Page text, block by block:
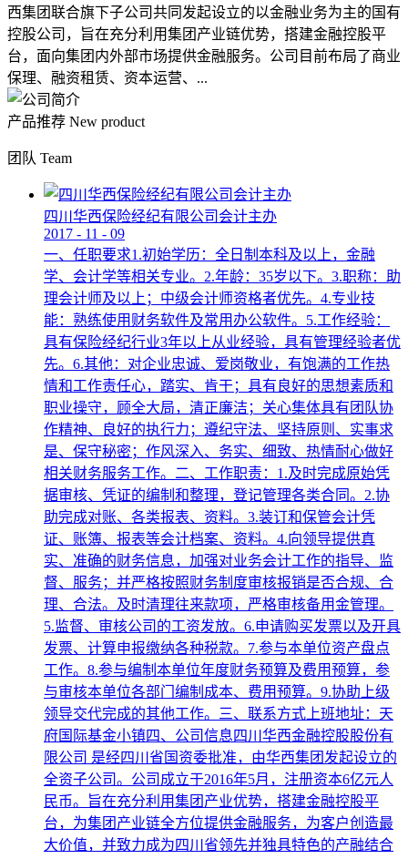
西集团联合旗下子公司共同发起设立的以金融业务为主的国有
控股公司，旨在充分利用集团产业链优势，搭建金融控股平
台，面向集团内外部市场提供金融服务。公司目前布局了商业
保理、融资租赁、资本运营、...
产品推荐 New product
团队 Team
四川华西保险经纪有限公司会计主办
2017 - 11 - 09
一、任职要求1.初始学历：全日制本科及以上，金融
学、会计学等相关专业。2.年龄：35岁以下。3.职称：助
理会计师及以上；中级会计师资格者优先。4.专业技
能：熟练使用财务软件及常用办公软件。5.工作经验：
具有保险经纪行业3年以上从业经验，具有管理经验者优
先。6.其他：对企业忠诚、爱岗敬业，有饱满的工作热
情和工作责任心，踏实、肯干；具有良好的思想素质和
职业操守，顾全大局，清正廉洁；关心集体具有团队协
作精神、良好的执行力；遵纪守法、坚持原则、实事求
是、保守秘密；作风深入、务实、细致、热情耐心做好
相关财务服务工作。二、工作职责：1.及时完成原始凭
据审核、凭证的编制和整理，登记管理各类合同。2.协
助完成对账、各类报表、资料。3.装订和保管会计凭
证、账簿、报表等会计档案、资料。4.向领导提供真
实、准确的财务信息，加强对业务会计工作的指导、监
督、服务；并严格按照财务制度审核报销是否合规、合
理、合法。及时清理往来款项，严格审核备用金管理。
5.监督、审核公司的工资发放。6.申请购买发票以及开具
发票、计算申报缴纳各种税款。7.参与本单位资产盘点
工作。8.参与编制本单位年度财务预算及费用预算，参
与审核本单位各部门编制成本、费用预算。9.协助上级
领导交代完成的其他工作。三、联系方式上班地址：天
府国际基金小镇四、公司信息四川华西金融控股股份有
限公司 是经四川省国资委批准，由华西集团发起设立的
全资子公司。公司成立于2016年5月，注册资本6亿元人
民币。旨在充分利用集团产业优势，搭建金融控股平
台，为集团产业链全方位提供金融服务，为客户创造最
大价值，并致力成为四川省领先并独具特色的产融结合